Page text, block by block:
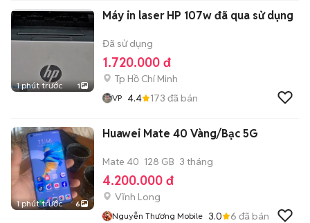
1 phút trước 1
Máy in laser HP 107w đã qua sử dụng
Đã sử dụng
1.720.000 đ
Tp Hồ Chí Minh
VP 4.4 173 đã bán
1 phút trước 6
Huawei Mate 40 Vàng/Bạc 5G
Mate 40 128 GB 3 tháng
4.200.000 đ
Vĩnh Long
Nguyễn Thương Mobile 3.0 6 đã bán